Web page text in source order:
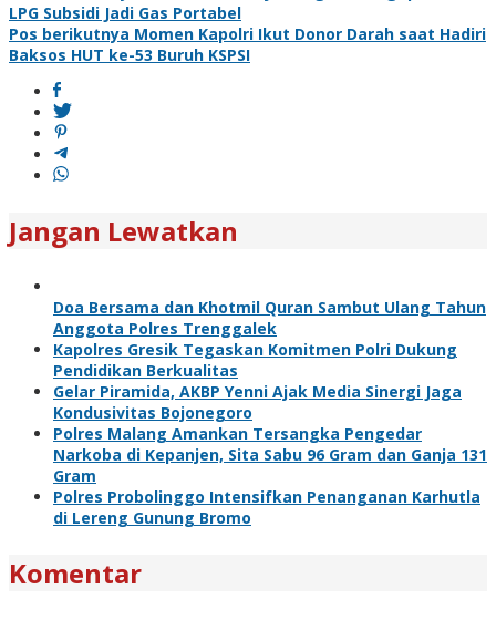
pos
LPG Subsidi Jadi Gas Portabel
Pos berikutnya Momen Kapolri Ikut Donor Darah saat Hadiri
Baksos HUT ke-53 Buruh KSPSI
Jangan Lewatkan
Doa Bersama dan Khotmil Quran Sambut Ulang Tahun
Anggota Polres Trenggalek
Kapolres Gresik Tegaskan Komitmen Polri Dukung
Pendidikan Berkualitas
Gelar Piramida, AKBP Yenni Ajak Media Sinergi Jaga
Kondusivitas Bojonegoro
Polres Malang Amankan Tersangka Pengedar
Narkoba di Kepanjen, Sita Sabu 96 Gram dan Ganja 131
Gram
Polres Probolinggo Intensifkan Penanganan Karhutla
di Lereng Gunung Bromo
Komentar